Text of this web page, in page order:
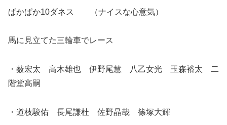
ぱかぱか10ダネス （ナイスな心意気）
馬に見立てた三輪車でレース
・薮宏太 高木雄也 伊野尾慧 八乙女光 玉森裕太 二
階堂高嗣
・道枝駿佑 長尾謙杜 佐野晶哉 篠塚大輝